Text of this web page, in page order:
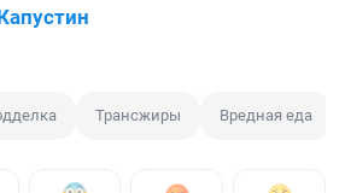
Трансжиры Вредная еда